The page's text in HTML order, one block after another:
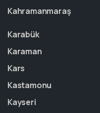
Kahramanmaraş
Karabük
Karaman
Kars
Kastamonu
Kayseri